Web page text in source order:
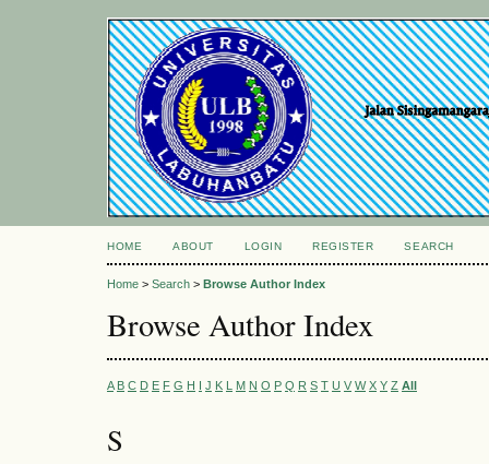
HOME ABOUT LOGIN REGISTER SEARCH
Home > Search > Browse Author Index
Browse Author Index
A B C D E F G H I J K L M N O P Q R S T U V W X Y Z All
S